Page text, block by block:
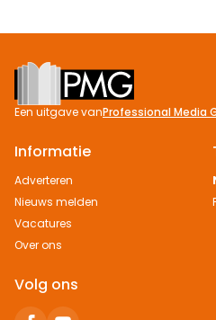
Footer
Een uitgave vanProfessional Media
Informatie
Adverteren
Nieuws melden
Vacatures
Over ons
Volg ons